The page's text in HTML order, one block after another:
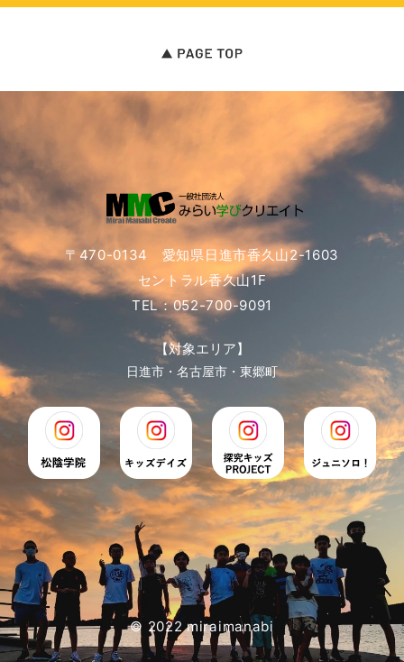
〒470-0134 愛知県日進市香久山2-1603
セントラル香久山1F
TEL：052-700-9091
【対象エリア】
日進市・名古屋市・東郷町
© 2022 miraimanabi